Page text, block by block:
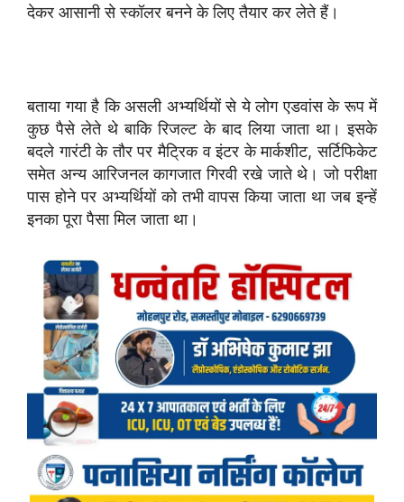
देकर आसानी से स्कॉलर बनने के लिए तैयार कर लेते हैं।
बताया गया है कि असली अभ्यर्थियों से ये लोग एडवांस के रूप में
कुछ पैसे लेते थे बाकि रिजल्ट के बाद लिया जाता था। इसके
बदले गारंटी के तौर पर मैट्रिक व इंटर के मार्कशीट, सर्टिफिकेट
समेत अन्य आरिजनल कागजात गिरवी रखे जाते थे। जो परीक्षा
पास होने पर अभ्यर्थियों को तभी वापस किया जाता था जब इन्हें
इनका पूरा पैसा मिल जाता था।